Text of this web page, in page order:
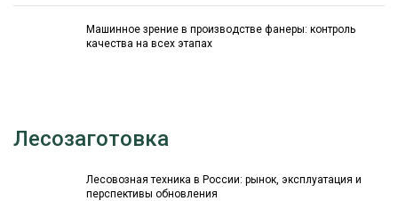
Машинное зрение в производстве фанеры: контроль
качества на всех этапах
Лесозаготовка
Лесовозная техника в России: рынок, эксплуатация и
перспективы обновления